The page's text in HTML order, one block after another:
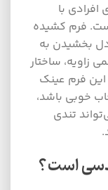
افرادی با
فرم کشیده
بخشیدن به
زاویه، ساختار
فرم عینک
خوبی باشد،
تندی
است؟